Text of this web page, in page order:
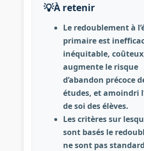
💡À retenir
Le redoublement à
primaire est
inéquitable,
augmente le risque
d’abandon précoce
études, et amoindri
de soi des élèves.
Lescritèressur
sont basés le
ne sont pas